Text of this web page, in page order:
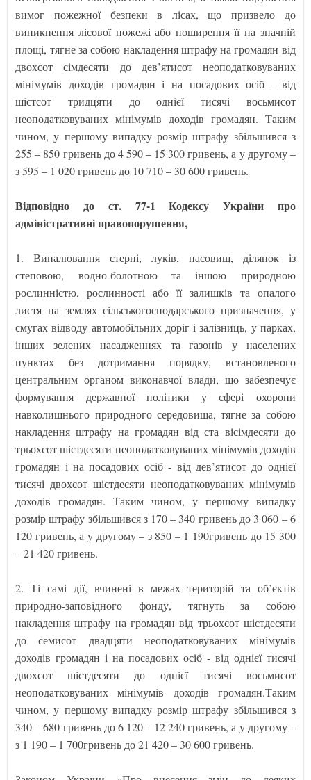
вимог пожежної безпеки в лісах, що призвело до
виникнення лісової пожежі або поширення її на значній
площі, тягне за собою накладення штрафу на громадян від
двохсот сімдесяти до дев’ятисот неоподатковуваних
мінімумів доходів громадян і на посадових осіб - від
шістсот тридцяти до однієї тисячі восьмисот
неоподатковуваних мінімумів доходів громадян. Таким
чином, у першому випадку розмір штрафу збільшився з
255 – 850 гривень до 4 590 – 15 300 гривень, а у другому –
з 595 – 1 020 гривень до 10 710 – 30 600 гривень.
Відповідно до ст. 77-1 Кодексу України про
адміністративні правопорушення,
1. Випалювання стерні, луків, пасовищ, ділянок із
степовою, водно-болотною та іншою природною
рослинністю, рослинності або її залишків та опалого
листя на землях сільськогосподарського призначення, у
смугах відводу автомобільних доріг і залізниць, у парках,
інших зелених насадженнях та газонів у населених
пунктах без дотримання порядку, встановленого
центральним органом виконавчої влади, що забезпечує
формування державної політики у сфері охорони
навколишнього природного середовища, тягне за собою
накладення штрафу на громадян від ста вісімдесяти до
трьохсот шістдесяти неоподатковуваних мінімумів доходів
громадян і на посадових осіб - від дев’ятисот до однієї
тисячі двохсот шістдесяти неоподатковуваних мінімумів
доходів громадян. Таким чином, у першому випадку
розмір штрафу збільшився з 170 – 340 гривень до 3 060 – 6
120 гривень, а у другому – з 850 – 1 190гривень до 15 300
– 21 420 гривень.
2. Ті самі дії, вчинені в межах територій та об’єктів
природно-заповідного фонду, тягнуть за собою
накладення штрафу на громадян від трьохсот шістдесяти
до семисот двадцяти неоподатковуваних мінімумів
доходів громадян і на посадових осіб - від однієї тисячі
двохсот шістдесяти до однієї тисячі восьмисот
неоподатковуваних мінімумів доходів громадян.Таким
чином, у першому випадку розмір штрафу збільшився з
340 – 680 гривень до 6 120 – 12 240 гривень, а у другому –
з 1 190 – 1 700гривень до 21 420 – 30 600 гривень.